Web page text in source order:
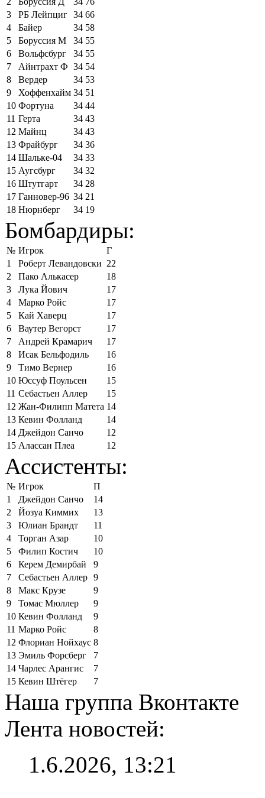
3
РБ Лейпциг 34 66
4
Байер 34 58
5
Боруссия М 34 55
6
Вольфсбург 34 55
7
Айнтрахт Ф 34 54
8
Вердер 34 53
9
Хоффенхайм 34 51
10 Фортуна 34 44
11 Герта 34 43
12 Майнц 34 43
13 Фрайбург 34 36
14 Шальке-04 34 33
15 Аугсбург 34 32
16 Штутгарт 34 28
17 Ганновер-96 34 21
18 Нюрнберг 34 19
Бомбардиры:
№ Игрок
Г
1
Роберт Левандовски 22
2
Пако Алькасер
18
3
Лука Йович
17
4
Марко Ройс
17
5
Кай Хаверц
17
6
Ваутер Вегорст
17
7
Андрей Крамарич
17
8
Исак Бельфодиль
16
9
Тимо Вернер
16
10 Юссуф Поульсен
15
11 Себастьен Аллер
15
12 Жан-Филипп Матета 14
13 Кевин Фолланд
14
14 Джейдон Санчо
12
15 Алассан Плеа 12
Ассистенты:
№ Игрок
П
1
Джейдон Санчо
14
2
Йозуа Киммих
13
3
Юлиан Брандт
11
4
Торган Азар
10
5
Филип Костич
10
6
Керем Демирбай
9
7
Себастьен Аллер 9
8
Макс Крузе
9
9
Томас Мюллер
9
10 Кевин Фолланд
9
11 Марко Ройс
8
12 Флориан Нойхаус 8
13 Эмиль Форсберг
7
14 Чарлес Арангис
7
15 Кевин Штёгер 7
Наша группа Вконтакте
Лента новостей:
1.6.2026, 13:21